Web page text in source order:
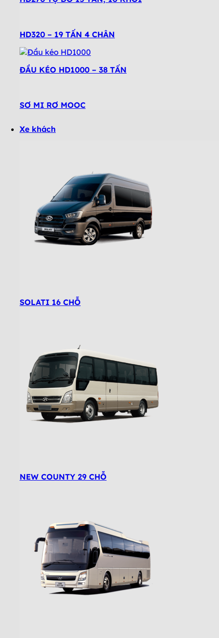
HD320 – 19 TẤN 4 CHÂN
ĐẦU KÉO HD1000 – 38 TẤN
SƠ MI RƠ MOOC
Xe khách
SOLATI 16 CHỖ
NEW COUNTY 29 CHỖ